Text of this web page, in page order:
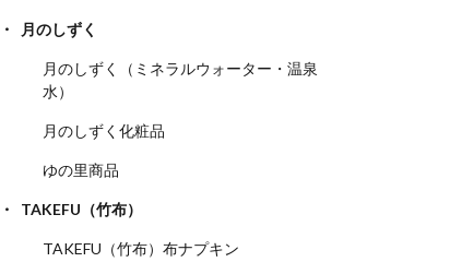
月のしずく
月のしずく（ミネラルウォーター・温泉
水）
月のしずく化粧品
ゆの里商品
TAKEFU（竹布）
TAKEFU（竹布）布ナプキン